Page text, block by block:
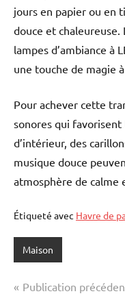
jours en papier ou en
douce et chaleureuse.
lampes d’ambiance à
une touche de magie
Pour achever cette
sonores qui
d’intérieur, des
musique douce
atmosphère de calme
Étiqueté avec Havre de
Maison
Navigation
Publication